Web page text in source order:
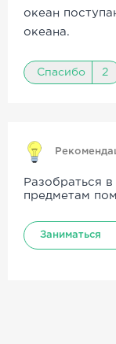
океан
океана.
Спасибо 2
Разобраться
предметам
Заниматься